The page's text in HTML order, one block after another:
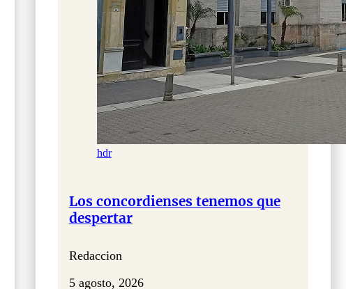
hdr
Los concordienses tenemos que
despertar
Redaccion
5 agosto, 2026